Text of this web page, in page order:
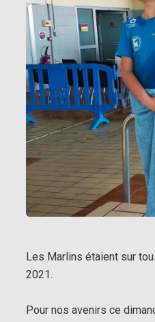
Les Marlins étaient sur
2021.
Pour nos avenirs ce